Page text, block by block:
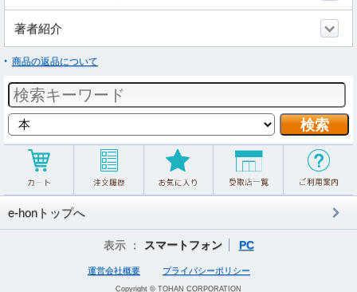
著者紹介
商品の返品について
e-honトップへ
表示 ： スマートフォン PC
運営会社概要 プライバシーポリシー
Copyright © TOHAN CORPORATION